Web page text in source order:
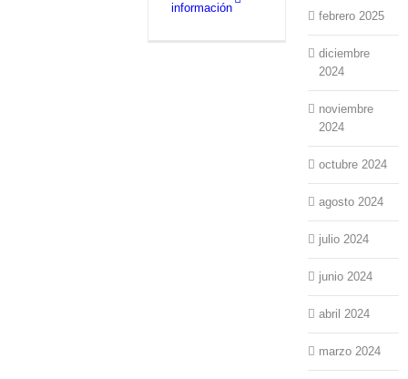
información
febrero 2025
diciembre
2024
noviembre
2024
octubre 2024
agosto 2024
julio 2024
junio 2024
abril 2024
marzo 2024